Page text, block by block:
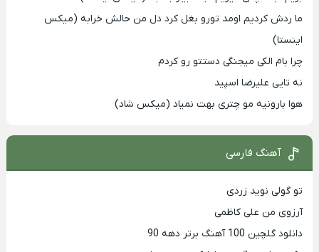
ما ردش کردیم اومد تورو بغل کرد دل من حالش خرابه (میکس
اینستا)
چرا بام الکی میجنگی دستتو رو کردم
نه تایی علیرضا اسپید
هوا بارونیه مو چتری بهت نمیاد (میکس شاد)
آهنگ فارسی
تو گولی نوید زردی
آرزوی من علی کاظمی
دانلود گلچین 100 آهنگ برتر دهه 90